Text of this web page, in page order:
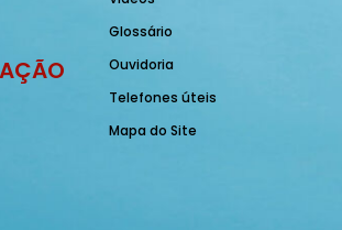
Glossário
Ouvidoria
Telefones úteis
Mapa do Site